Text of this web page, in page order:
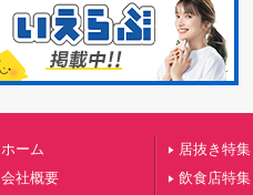
ホーム
会社概要
居抜き特集
飲食店特集